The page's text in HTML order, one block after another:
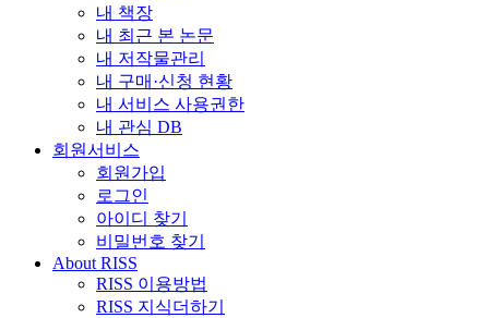
내 책장
내 최근 본 논문
내 저작물관리
내 구매·신청 현황
내 서비스 사용권한
내 관심 DB
회원서비스
회원가입
로그인
아이디 찾기
비밀번호 찾기
About RISS
RISS 이용방법
RISS 지식더하기